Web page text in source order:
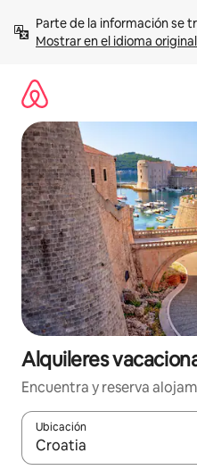
contenidoMostrar en el idioma original
Alquileres
Encuentra y reserva
Ubicación
Cuando los resultados